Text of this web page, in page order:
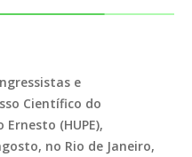
e
Científico do
(HUPE),
no Rio de Janeiro,